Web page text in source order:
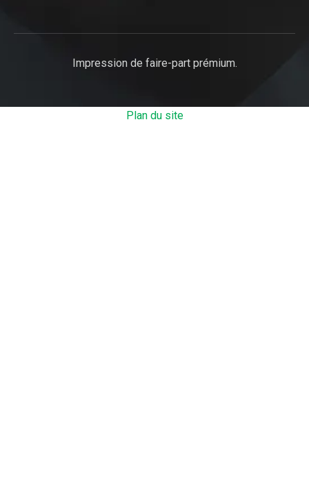
Impression de faire-part prémium.
Plan du site